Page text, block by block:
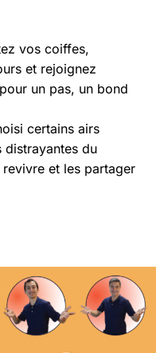
vos coiffes,
et rejoignez
un pas, un bond
certains airs
distrayantes du
et les partager